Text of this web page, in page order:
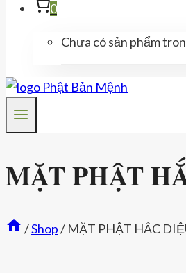
0
Chưa có sản phẩm
MẶT PHẬT
/Shop/ MẶT PHẬT HẮC